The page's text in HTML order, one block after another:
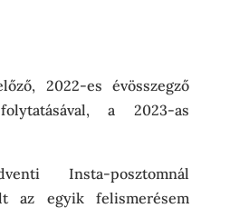
2022-es évösszegző
a 2023-as
Insta-posztomnál
az egyik felismerésem